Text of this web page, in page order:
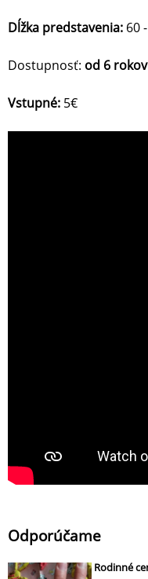
Dĺžka predstavenia: 60
Dostupnosť: od 6 rokov
Vstupné: 5€
Odporúčame
Rodinné